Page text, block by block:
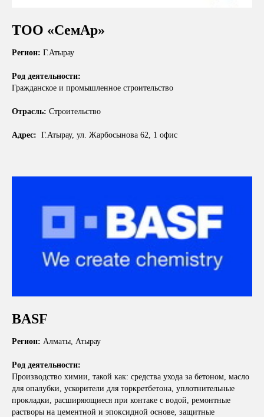
ТОО «СемАр»
Регион: Г.Атырау
Род деятельности:
Гражданское и промышленное строительство
Отрасль: Строительство
Адрес: Г.Атырау, ул. Жарбосынова 62, 1 офис
BASF
Регион: Алматы, Атырау
Род деятельности:
Производство химии, такой как: средства ухода за бетоном, масло
для опалубки, ускорители для торкретбетона, уплотнительные
прокладки, расширяющиеся при контаке с водой, ремонтные
растворы на цементной и эпоксидной основе, защитные